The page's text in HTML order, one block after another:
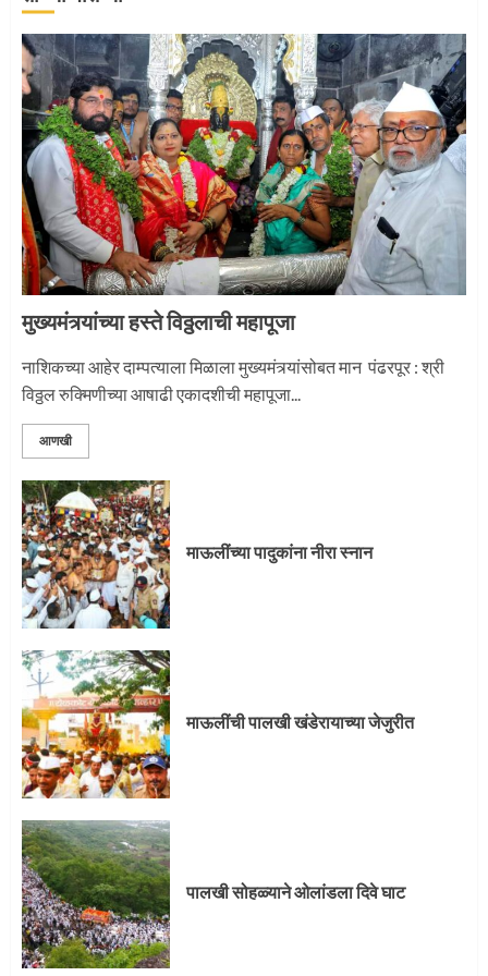
5
1
‘तुकाराम तुकाराम’ गजरी दुमदुमली देहूनगरी
2
3
मुख्यमंत्र्यांच्या हस्ते विठ्ठलाची महापूजा
नाशिकच्या आहेर दाम्पत्याला मिळाला मुख्यमंत्र्यांसोबत मान पंढरपूर : श्री
विठ्ठल रुक्मिणीच्या आषाढी एकादशीची महापूजा...
आणखी
माऊलींच्या पादुकांना नीरा स्नान
माऊलींची पालखी खंडेरायाच्या जेजुरीत
पालखी सोहळ्याने ओलांडला दिवे घाट
3
4